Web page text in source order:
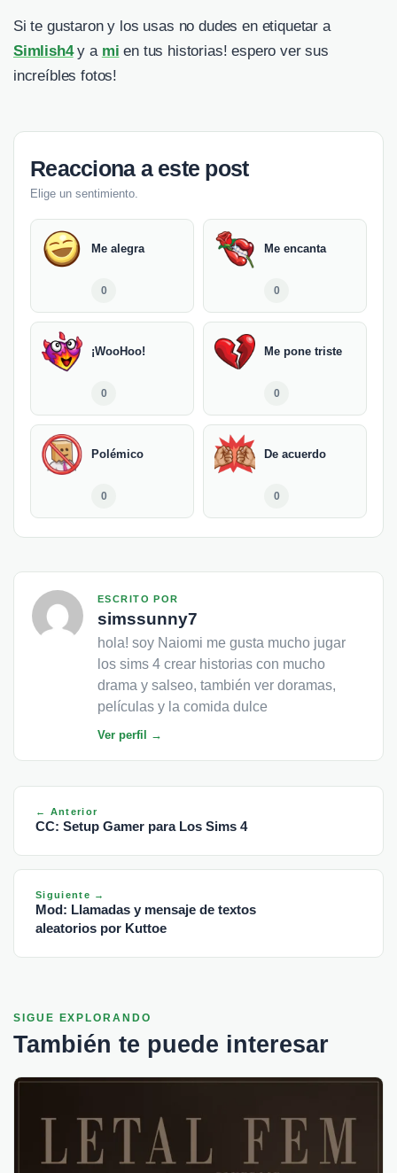
Si te gustaron y los usas no dudes en etiquetar a
Simlish4y a mi en tus historias! espero ver sus
increíbles fotos!
Reacciona a este post
Elige un sentimiento.
Me alegra
0
Me encanta
0
¡WooHoo!
0
Me pone triste
0
Polémico
0
De acuerdo
0
ESCRITO POR
simssunny7
hola! soy Naiomi me gusta mucho jugar
los sims 4 crear historias con mucho
drama y salseo, también ver doramas,
películas y la comida dulce
Ver perfil →
← Anterior
CC: Setup Gamer para Los Sims 4
Siguiente →
Mod: Llamadas y mensaje de textos
aleatorios por Kuttoe
SIGUE EXPLORANDO
También te puede interesar